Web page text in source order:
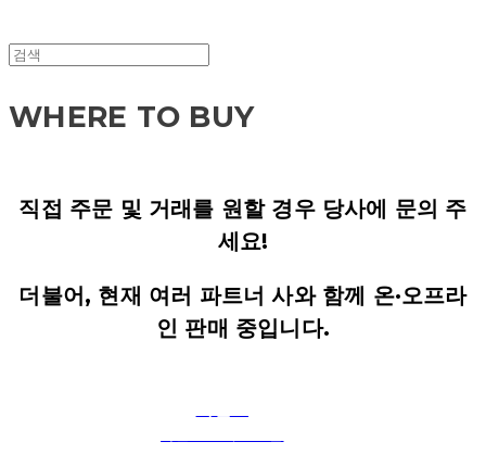
WHERE TO BUY
직접 주문 및 거래를 원할 경우 당사에 문의 주
세요!
더불어, 현재 여러 파트너 사와 함께 온·오프라
인 판매 중입니다.